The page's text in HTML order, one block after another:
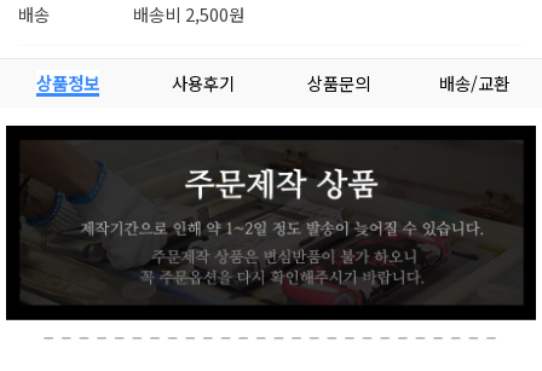
배송 배송비 2,500원
상품정보 사용후기 상품문의 배송/교환